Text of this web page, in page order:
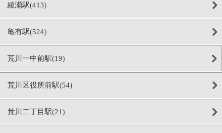
綾瀬駅(413)
亀有駅(524)
荒川一中前駅(19)
荒川区役所前駅(54)
荒川二丁目駅(21)